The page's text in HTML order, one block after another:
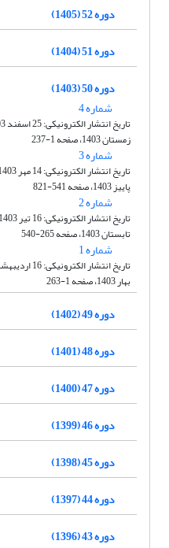
دوره 52 (1405)
دوره 51 (1404)
دوره 50 (1403)
شماره 4
تاریخ انتشار الکترونیکی: 25 اسفند 1403
زمستان 1403، صفحه 1-237
شماره 3
تاریخ انتشار الکترونیکی: 14 مهر 1403
پاییز 1403، صفحه 541-821
شماره 2
تاریخ انتشار الکترونیکی: 16 تیر 1403
تابستان 1403، صفحه 265-540
شماره 1
تاریخ انتشار الکترونیکی: 16 اردیبهشت 1403
بهار 1403، صفحه 1-263
دوره 49 (1402)
دوره 48 (1401)
دوره 47 (1400)
دوره 46 (1399)
دوره 45 (1398)
دوره 44 (1397)
دوره 43 (1396)